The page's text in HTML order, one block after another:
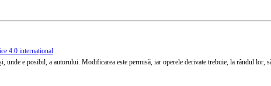
4.0 internațional
e posibil, a autorului. Modificarea este permisă, iar operele derivate trebuie, la rândul lor,